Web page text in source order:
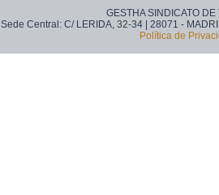
GESTHA SINDICATO
Sede Central: C/ LERIDA, 32-34 | 28071 -
Política de